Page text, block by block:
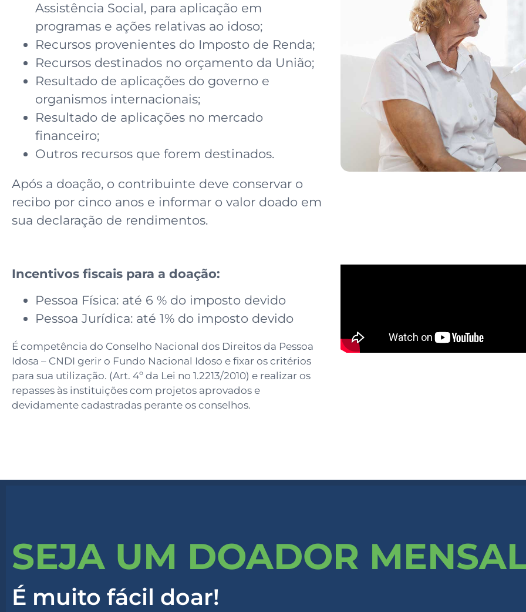
Assistência Social, para aplicação em
programas e ações relativas ao idoso;
Recursos provenientes do Imposto de Renda;
Recursos destinados no orçamento da União;
Resultado de aplicações do governo e
organismos internacionais;
Resultado de aplicações no mercado
financeiro;
Outros recursos que forem destinados.
Após a doação, o contribuinte deve conservar o
recibo por cinco anos e informar o valor doado em
sua declaração de rendimentos.
Incentivos fiscais para a doação:
Pessoa Física: até 6 % do imposto devido
Pessoa Jurídica: até 1% do imposto devido
É competência do Conselho Nacional dos Direitos da Pessoa
Idosa – CNDI gerir o Fundo Nacional Idoso e fixar os critérios
para sua utilização. (Art. 4º da Lei no 1.2213/2010) e realizar os
repasses às instituições com projetos aprovados e
devidamente cadastradas perante os conselhos.
SEJA UM DOADOR
É muito fácil doar!